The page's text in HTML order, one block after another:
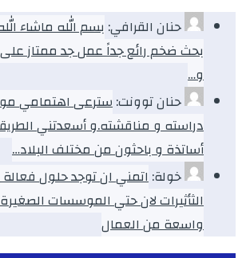
حنان القرافي: بسم الله ماشاء
بحث ضخم رائع جداً عمل جد ممتاز على
و…
حنان توونت:سترعى اهتمامي
دراسته و مناقشته.و أسعدتني
أساتذة و باحثون من مختلف البلاد…
خولة:اتمني ان توجد حلول
الثأثيرات لان حتي الموسسات
واسعة من العمال